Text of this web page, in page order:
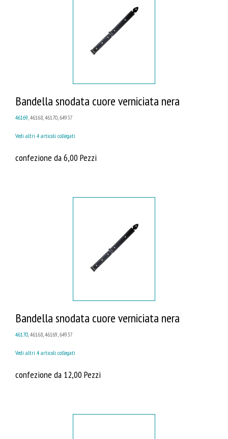
Bandella snodata cuore verniciata nera
46169 , 46168, 46170, 64937
Vedi altri 4 articoli collegati
confezione da 6,00 Pezzi
Bandella snodata cuore verniciata nera
46170, 46168, 46169, 64937
Vedi altri 4 articoli collegati
confezione da 12,00 Pezzi